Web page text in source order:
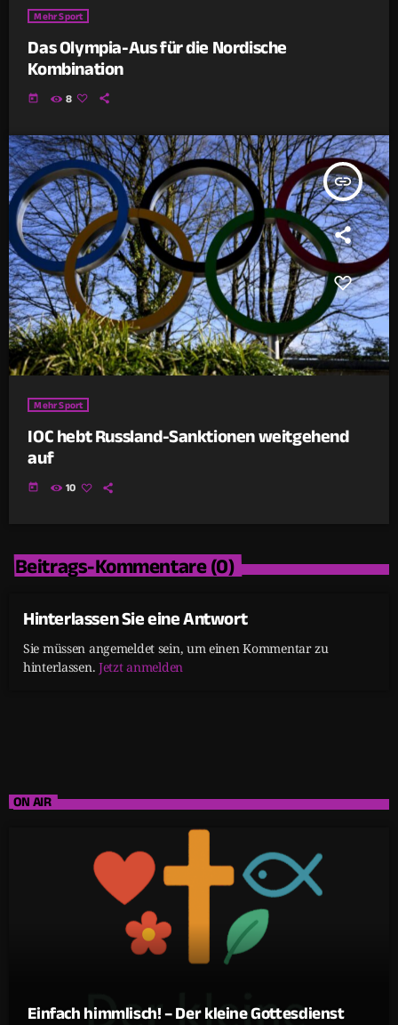
Mehr Sport
Das Olympia-Aus für die Nordische
Kombination
today 8
insert_link
Mehr Sport
IOC hebt Russland-Sanktionen weitgehend
auf
today 10
Beitrags-Kommentare (0)
Hinterlassen Sie eine Antwort
Sie müssen angemeldet sein, um einen Kommentar zu
hinterlassen. Jetzt anmelden
ON AIR
Einfach himmlisch! – Der kleine Gottesdienst